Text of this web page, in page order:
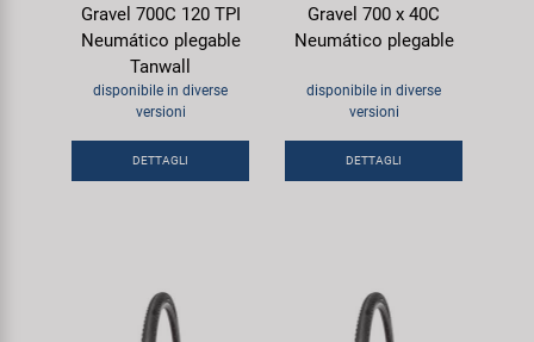
Gravel 700C 120 TPI
Neumático plegable
Tanwall
disponibile in diverse
versioni
DETTAGLI
Gravel 700 x 40C
Neumático plegable
disponibile in diverse
versioni
DETTAGLI